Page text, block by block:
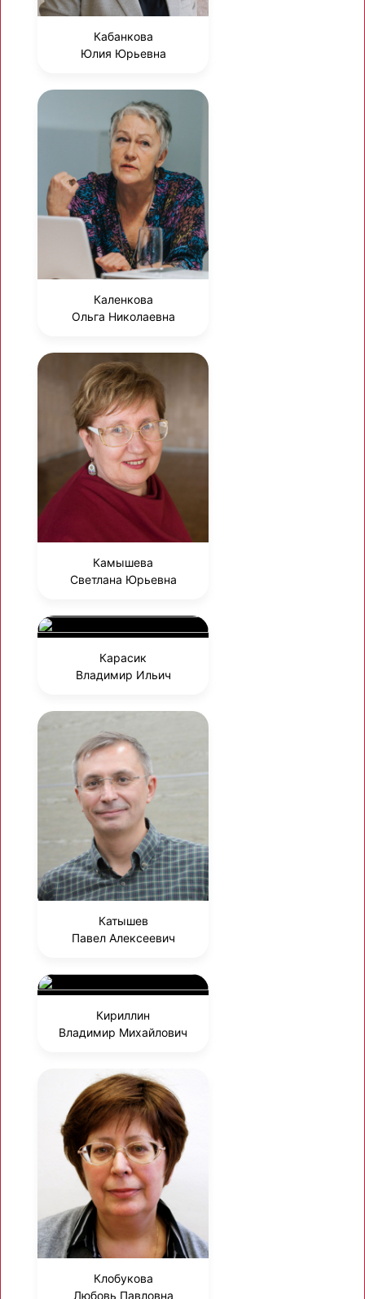
Кабанкова
Юлия Юрьевна
Каленкова
Ольга Николаевна
Камышева
Светлана Юрьевна
Карасик
Владимир Ильич
Катышев
Павел Алексеевич
Кириллин
Владимир Михайлович
Клобукова
Любовь Павловна